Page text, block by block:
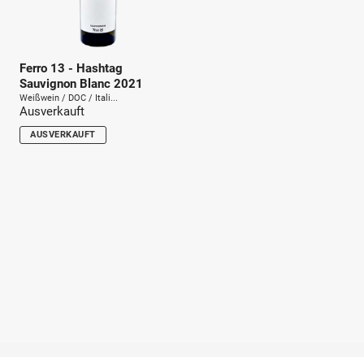
Ferro 13 - Hashtag
Sauvignon Blanc 2021
Weißwein / DOC / Itali...
Ausverkauft
AUSVERKAUFT